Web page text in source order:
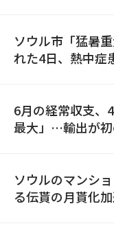
ソウル市「猛暑
れた4日、熱中症
6月の経常収支、
最大」…輸出が
ソウルのマンシ
る伝貰の月貰化